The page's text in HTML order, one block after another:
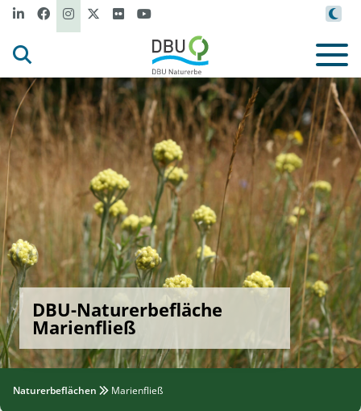
DBU-Naturerbefläche
Marienfließ
Naturerbeflächen Marienfließ